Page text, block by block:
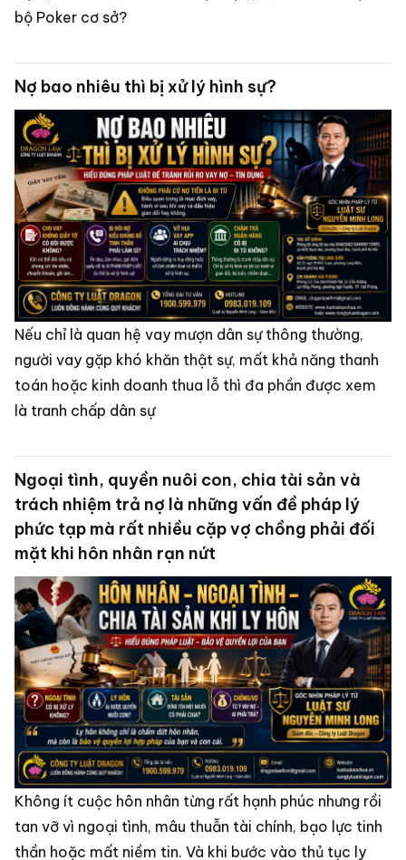
bộ Poker cơ sở?
Nợ bao nhiêu thì bị xử lý hình sự?
Nếu chỉ là quan hệ vay mượn dân sự thông thường,
người vay gặp khó khăn thật sự, mất khả năng thanh
toán hoặc kinh doanh thua lỗ thì đa phần được xem
là tranh chấp dân sự
Ngoại tình, quyền nuôi con, chia tài sản và
trách nhiệm trả nợ là những vấn đề pháp lý
phức tạp mà rất nhiều cặp vợ chồng phải đối
mặt khi hôn nhân rạn nứt
Không ít cuộc hôn nhân từng rất hạnh phúc nhưng rồi
tan vỡ vì ngoại tình, mâu thuẫn tài chính, bạo lực tinh
thần hoặc mất niềm tin. Và khi bước vào thủ tục ly